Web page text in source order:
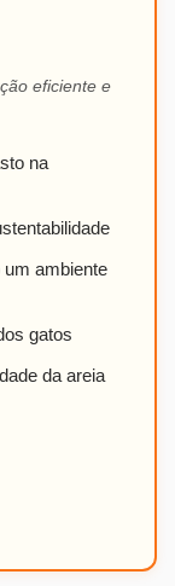
eficiente e
na
um ambiente
gatos
da areia